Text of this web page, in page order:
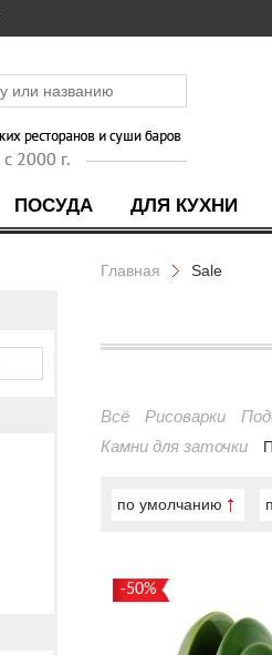
ПОСУДА ДЛЯ КУХНИ
Главная Sale
Всё Рисоварки
Камни для заточки
по умолчанию
-50%